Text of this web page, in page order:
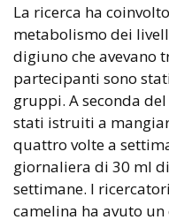
La ricerca ha
metabolismo dei
digiuno che avevano
partecipanti sono
gruppi. A seconda
stati istruiti a
quattro volte a
giornaliera di 30 ml
settimane. I
camelina ha avuto